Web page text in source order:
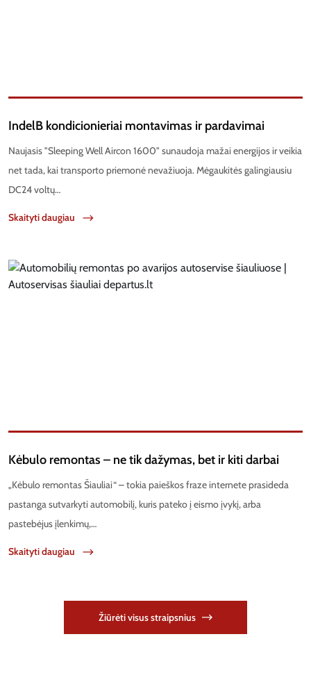
IndelB kondicionieriai montavimas ir pardavimai
Naujasis "Sleeping Well Aircon 1600" sunaudoja mažai energijos ir veikia
net tada, kai transporto priemonė nevažiuoja. Mėgaukitės galingiausiu
DC24 voltų…
Skaityti daugiau
Kėbulo remontas – ne tik dažymas, bet ir kiti darbai
„Kėbulo remontas Šiauliai“ – tokia paieškos fraze internete prasideda
pastanga sutvarkyti automobilį, kuris pateko į eismo įvykį, arba
pastebėjus įlenkimų,…
Skaityti daugiau
Žiūrėti visus straipsnius